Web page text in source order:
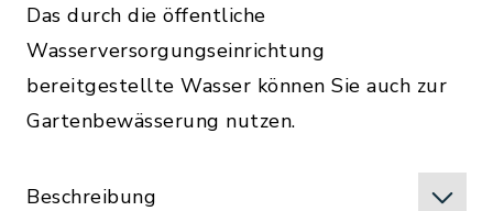
Das durch die öffentliche
Wasserversorgungseinrichtung
bereitgestellte Wasser können Sie auch zur
Gartenbewässerung nutzen.
Beschreibung